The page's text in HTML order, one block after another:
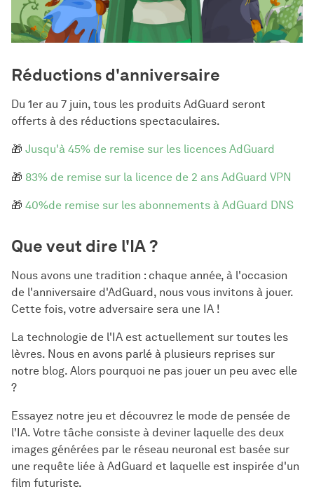
Réductions d'anniversaire
Du 1er au 7 juin, tous les produits AdGuard seront
offerts à des réductions spectaculaires.
🎁 Jusqu'à 45% de remise sur les licences AdGuard
🎁 83% de remise sur la licence de 2 ans AdGuard VPN
🎁 40%de remise sur les abonnements à AdGuard DNS
Que veut dire l'IA ?
Nous avons une tradition : chaque année, à l'occasion
de l'anniversaire d'AdGuard, nous vous invitons à jouer.
Cette fois, votre adversaire sera une IA !
La technologie de l'IA est actuellement sur toutes les
lèvres. Nous en avons parlé à plusieurs reprises sur
notre blog. Alors pourquoi ne pas jouer un peu avec elle
?
Essayez notre jeu et découvrez le mode de pensée de
l'IA. Votre tâche consiste à deviner laquelle des deux
images générées par le réseau neuronal est basée sur
une requête liée à AdGuard et laquelle est inspirée d'un
film futuriste.